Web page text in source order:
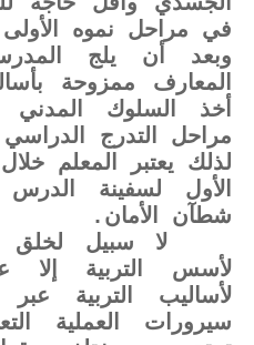
في مراحل نموه
وبعد أن يلج
المعارف ممزوحة
أخذ السلوك
مراحل التدرج
لذلك يعتبر المعلم
الأول لسفينة
شطآن الأمان.
لا سبيل لخلق
لأسس التربية إلا
لأساليب التربية
سيرورات العملية